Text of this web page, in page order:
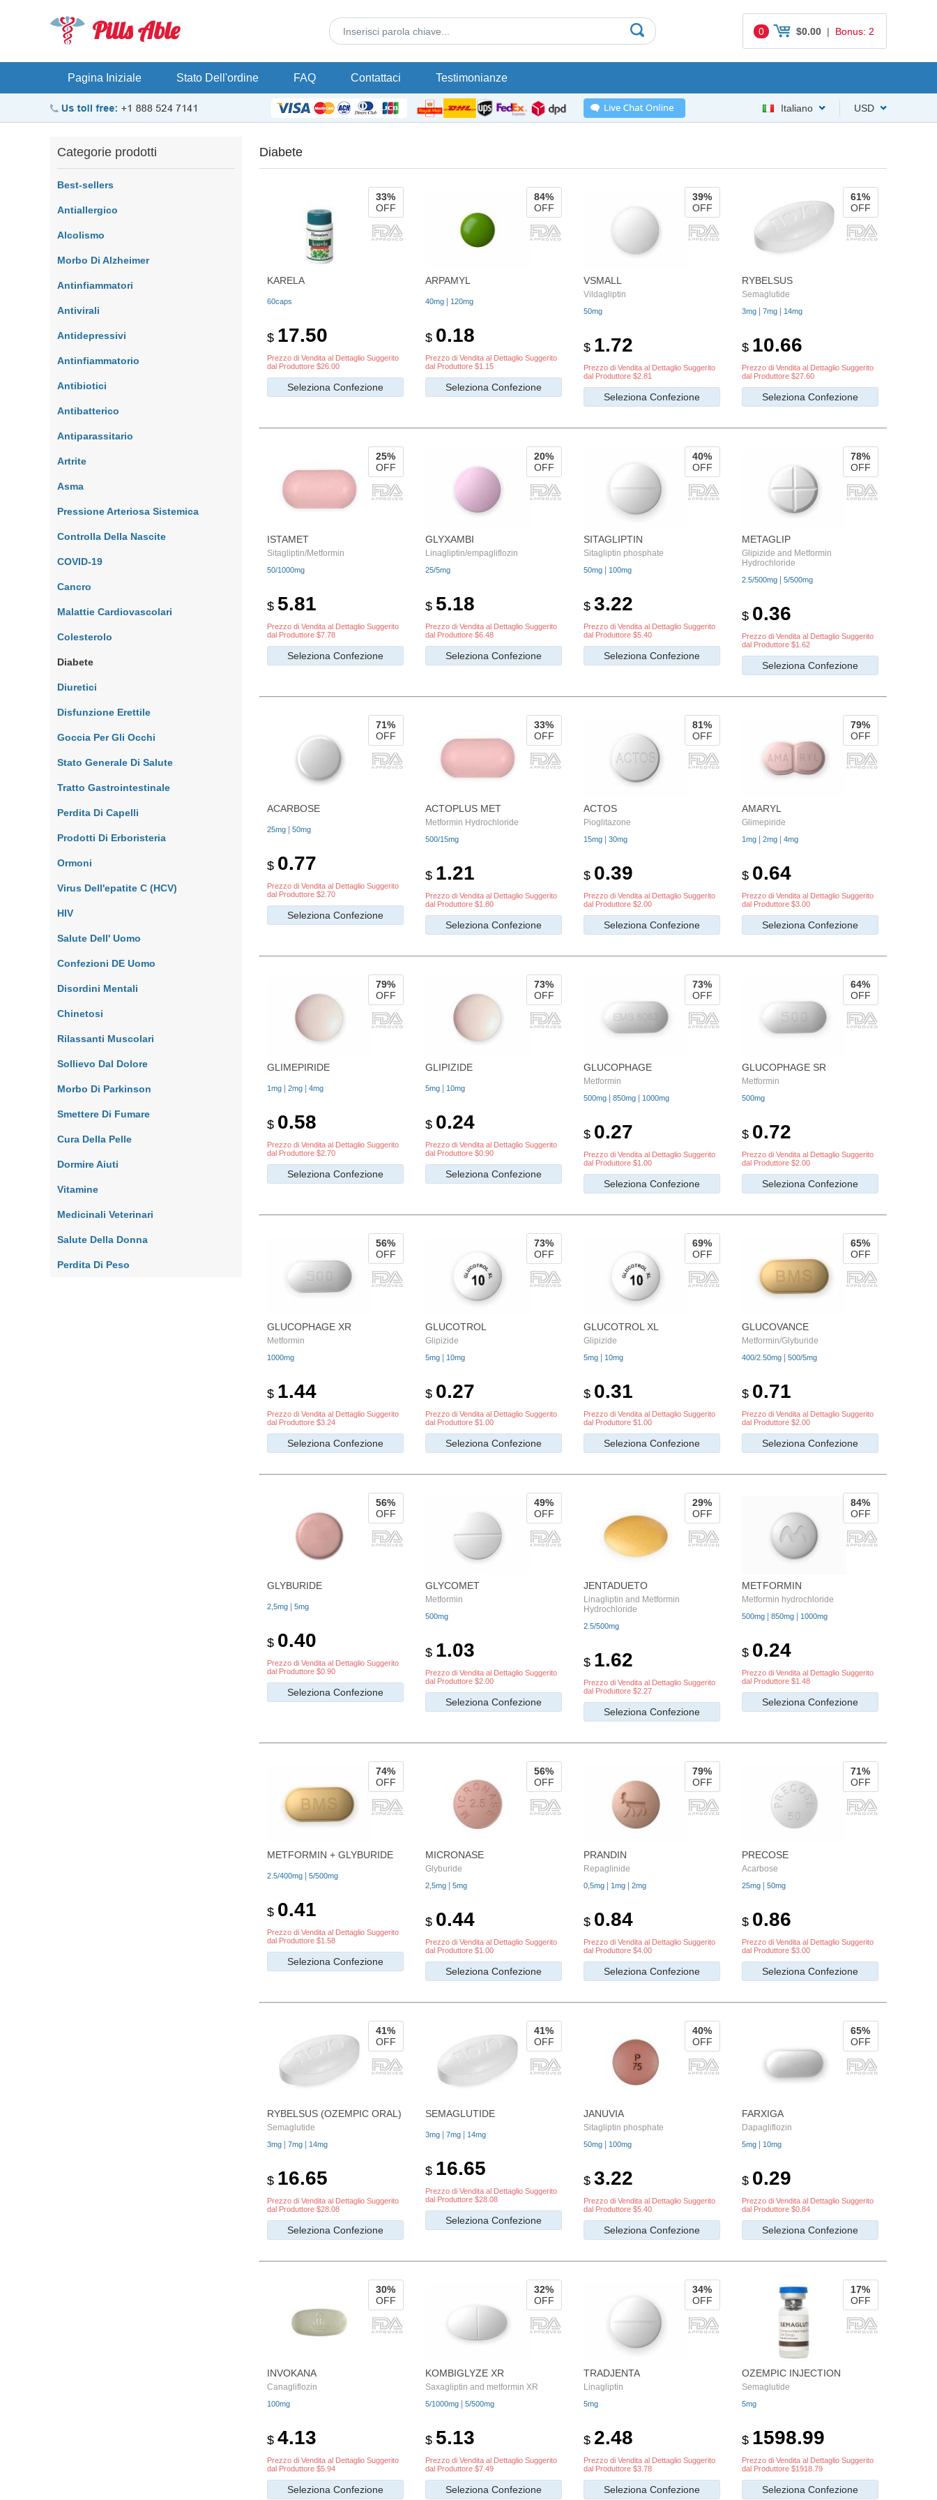
Pills Able 0 $0.00 | Bonus: 2
Pagina Iniziale Stato Dell'ordine FAQ Contattaci Testimonianze
USD
Italiano
Categorie prodotti
Best-sellers
Antiallergico
Alcolismo
Morbo Di Alzheimer
Antinfiammatori
Antivirali
Antidepressivi
Antinfiammatorio
Antibiotici
Antibatterico
Antiparassitario
Artrite
Asma
Pressione Arteriosa Sistemica
Controlla Della Nascite
COVID-19
Сancro
Malattie Cardiovascolari
Colesterolo
Diabete
Diuretici
Disfunzione Erettile
Goccia Per Gli Occhi
Stato Generale Di Salute
Tratto Gastrointestinale
Perdita Di Capelli
Prodotti Di Erboristeria
Ormoni
Virus Dell'epatite C (HCV)
HIV
Salute Dell' Uomo
Confezioni DE Uomo
Disordini Mentali
Chinetosi
Rilassanti Muscolari
Sollievo Dal Dolore
Morbo Di Parkinson
Smettere Di Fumare
Cura Della Pelle
Dormire Aiuti
Vitamine
Medicinali Veterinari
Salute Della Donna
Perdita Di Peso
Diabete
KARELA
60caps
$ 17.50
Prezzo di Vendita al Dettaglio Suggerito
dal Produttore $26.00
Seleziona Confezione
33%
OFF
ARPAMYL
40mg | 120mg
$ 0.18
Prezzo di Vendita al Dettaglio Suggerito
dal Produttore $1.15
Seleziona Confezione
84%
OFF
VSMALL
Vildagliptin
50mg
$ 1.72
Prezzo di Vendita al Dettaglio Suggerito
dal Produttore $2.81
Seleziona Confezione
39%
OFF
RYBELSUS
Semaglutide
3mg | 7mg | 14mg
$ 10.66
Prezzo di Vendita al Dettaglio Suggerito
dal Produttore $27.60
Seleziona Confezione
61%
OFF
ISTAMET
Sitagliptin/Metformin
50/1000mg
$ 5.81
Prezzo di Vendita al Dettaglio Suggerito
dal Produttore $7.78
Seleziona Confezione
25%
OFF
GLYXAMBI
Linagliptin/empagliflozin
25/5mg
$ 5.18
Prezzo di Vendita al Dettaglio Suggerito
dal Produttore $6.48
Seleziona Confezione
20%
OFF
SITAGLIPTIN
Sitagliptin phosphate
50mg 100mg
$ 3.22
Prezzo di Vendita al Dettaglio Suggerito
dal Produttore $5.40
Seleziona Confezione
40%
OFF
METAGLIP
Glipizide and Metformin
Hydrochloride
2.5/500mg 5/500mg
$ 0.36
Prezzo di Vendita al Dettaglio Suggerito
dal Produttore $1.62
Seleziona Confezione
78%
OFF
ACARBOSE
25mg | 50mg
$ 0.77
Prezzo di Vendita al Dettaglio Suggerito
dal Produttore $2.70
Seleziona Confezione
71%
OFF
ACTOPLUS MET
Metformin Hydrochloride
500/15mg
$ 1.21
Prezzo di Vendita al Dettaglio Suggerito
dal Produttore $1.80
Seleziona Confezione
33%
OFF
ACTOS
Pioglitazone
15mg | 30mg
$ 0.39
Prezzo di Vendita al Dettaglio Suggerito
dal Produttore $2.00
Seleziona Confezione
81%
OFF
AMARYL
Glimepiride
1mg | 2mg | 4mg
$ 0.64
Prezzo di Vendita al Dettaglio Suggerito
dal Produttore $3.00
Seleziona Confezione
79%
OFF
GLIMEPIRIDE
1mg 2mg 4mg
$ 0.58
Prezzo di Vendita al Dettaglio Suggerito
dal Produttore $2.70
Seleziona Confezione
79%
OFF
GLIPIZIDE
5mg 10mg
$ 0.24
Prezzo di Vendita al Dettaglio Suggerito
dal Produttore $0.90
Seleziona Confezione
73%
OFF
GLUCOPHAGE
Metformin
500mg 850mg 1000mg
$ 0.27
Prezzo di Vendita al Dettaglio Suggerito
dal Produttore $1.00
Seleziona Confezione
73%
OFF
GLUCOPHAGE SR
Metformin
500mg
$ 0.72
Prezzo di Vendita al Dettaglio Suggerito
dal Produttore $2.00
Seleziona Confezione
64%
OFF
GLUCOPHAGE XR
Metformin
1000mg
$ 1.44
Prezzo di Vendita al Dettaglio Suggerito
dal Produttore $3.24
Seleziona Confezione
56%
OFF
GLUCOTROL
Glipizide
5mg | 10mg
$ 0.27
Prezzo di Vendita al Dettaglio Suggerito
dal Produttore $1.00
Seleziona Confezione
73%
OFF
GLUCOTROL XL
Glipizide
5mg | 10mg
$ 0.31
Prezzo di Vendita al Dettaglio Suggerito
dal Produttore $1.00
Seleziona Confezione
69%
OFF
GLUCOVANCE
Metformin/Glyburide
400/2.50mg | 500/5mg
$ 0.71
Prezzo di Vendita al Dettaglio Suggerito
dal Produttore $2.00
Seleziona Confezione
65%
OFF
GLYBURIDE
2,5mg 5mg
$ 0.40
Prezzo di Vendita al Dettaglio Suggerito
dal Produttore $0.90
Seleziona Confezione
56%
OFF
GLYCOMET
Metformin
500mg
$ 1.03
Prezzo di Vendita al Dettaglio Suggerito
dal Produttore $2.00
Seleziona Confezione
49%
OFF
JENTADUETO
Linagliptin and Metformin
Hydrochloride
2.5/500mg
$ 1.62
Prezzo di Vendita al Dettaglio Suggerito
dal Produttore $2.27
Seleziona Confezione
29%
OFF
METFORMIN
Metformin hydrochloride
500mg 850mg 1000mg
$ 0.24
Prezzo di Vendita al Dettaglio Suggerito
dal Produttore $1.48
Seleziona Confezione
84%
OFF
METFORMIN + GLYBURIDE
2.5/400mg | 5/500mg
$ 0.41
Prezzo di Vendita al Dettaglio Suggerito
dal Produttore $1.58
Seleziona Confezione
74%
OFF
MICRONASE
Glyburide
2,5mg | 5mg
$ 0.44
Prezzo di Vendita al Dettaglio Suggerito
dal Produttore $1.00
Seleziona Confezione
56%
OFF
PRANDIN
Repaglinide
0,5mg | 1mg | 2mg
$ 0.84
Prezzo di Vendita al Dettaglio Suggerito
dal Produttore $4.00
Seleziona Confezione
79%
OFF
PRECOSE
Acarbose
25mg | 50mg
$ 0.86
Prezzo di Vendita al Dettaglio Suggerito
dal Produttore $3.00
Seleziona Confezione
71%
OFF
RYBELSUS (OZEMPIC ORAL)
Semaglutide
3mg 7mg 14mg
$ 16.65
Prezzo di Vendita al Dettaglio Suggerito
dal Produttore $28.08
Seleziona Confezione
41%
OFF
SEMAGLUTIDE
3mg 7mg 14mg
$ 16.65
Prezzo di Vendita al Dettaglio Suggerito
dal Produttore $28.08
Seleziona Confezione
41%
OFF
JANUVIA
Sitagliptin phosphate
50mg 100mg
$ 3.22
Prezzo di Vendita al Dettaglio Suggerito
dal Produttore $5.40
Seleziona Confezione
40%
OFF
FARXIGA
Dapagliflozin
5mg 10mg
$ 0.29
Prezzo di Vendita al Dettaglio Suggerito
dal Produttore $0.84
Seleziona Confezione
65%
OFF
INVOKANA
Canagliflozin
100mg
$ 4.13
Prezzo di Vendita al Dettaglio Suggerito
dal Produttore $5.94
Seleziona Confezione
30%
OFF
KOMBIGLYZE XR
Saxagliptin and metformin XR
5/1000mg | 5/500mg
$ 5.13
Prezzo di Vendita al Dettaglio Suggerito
dal Produttore $7.49
Seleziona Confezione
32%
OFF
TRADJENTA
Linagliptin
5mg
$ 2.48
Prezzo di Vendita al Dettaglio Suggerito
dal Produttore $3.78
Seleziona Confezione
34%
OFF
OZEMPIC INJECTION
Semaglutide
5mg
$ 1598.99
Prezzo di Vendita al Dettaglio Suggerito
dal Produttore $1918.79
Seleziona Confezione
17%
OFF